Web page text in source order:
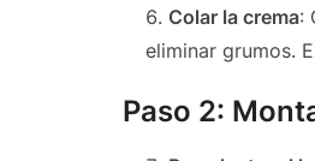
Colar la crema:
eliminar grumos.
Paso 2: